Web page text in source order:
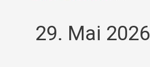
29. Mai 2026